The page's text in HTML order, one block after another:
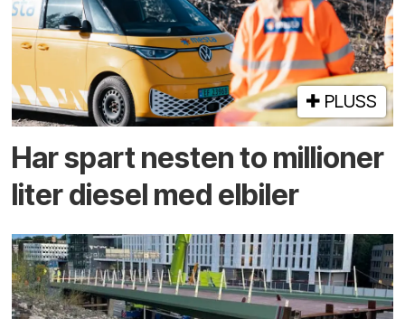
PLUSS
Har spart nesten to millioner
liter diesel med elbiler